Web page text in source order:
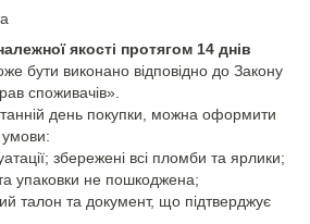
якості протягом 14 днів
бути виконано відповідно до Закону
споживачів».
день покупки, можна оформити
збережені всі пломби та ярлики;
та упаковки не пошкоджена;
талон та документ, що підтверджує